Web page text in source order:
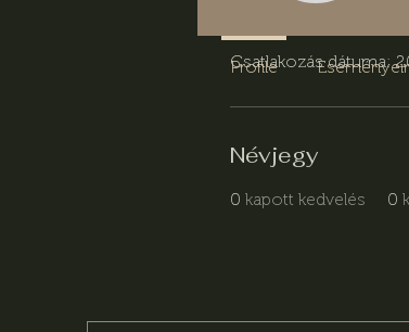
Adatlap
Csatlakozás dátuma:
Névjegy
0 kapott kedvelés 0
Profile